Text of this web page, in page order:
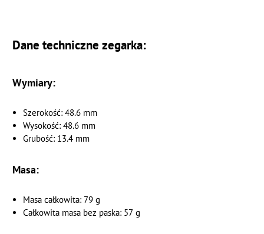
Dane techniczne zegarka:
Wymiary:
Szerokość: 48.6 mm
Wysokość: 48.6 mm
Grubość: 13.4 mm
Masa:
Masa całkowita: 79 g
Całkowita masa bez paska: 57 g